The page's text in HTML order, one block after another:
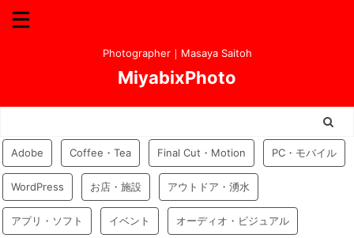
Photographer｜Masaya Saitoh
MiyabixPhoto
Adobe Coffee・Tea Final Cut・Motion PC・モバイル
WordPress お店・施設 アウトドア・湧水
アプリ・ソフト イベント オーディオ・ビジュアル